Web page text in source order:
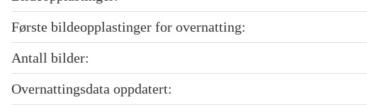
Første bildeopplastinger for overnatting:
Antall bilder:
Overnattingsdata oppdatert: